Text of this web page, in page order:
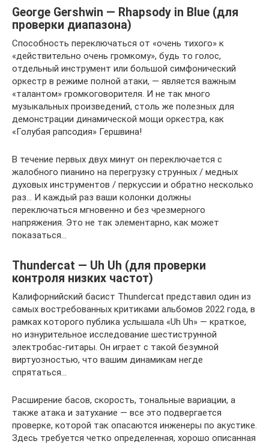
George Gershwin — Rhapsody in Blue (для
проверки диапазона)
Способность переключаться от «очень тихого» к
«действительно очень громкому», будь то голос,
отдельный инструмент или большой симфонический
оркестр в режиме полной атаки, — является важным
«талантом» громкоговорителя. И не так много
музыкальных произведений, столь же полезных для
демонстрации динамической мощи оркестра, как
«Голубая рапсодия» Гершвина!
В течение первых двух минут он переключается с
жалобного пианино на перегрузку струнных / медных
духовых инструментов / перкуссии и обратно несколько
раз… И каждый раз ваши колонки должны
переключаться мгновенно и без чрезмерного
напряжения. Это не так элементарно, как может
показаться…
Thundercat — Uh Uh (для проверки
контроля низких частот)
Калифорнийский басист Thundercat представил один из
самых востребованных критиками альбомов 2022 года, в
рамках которого публика услышала «Uh Uh» — краткое,
но изнурительное исследование шестиструнной
электробас-гитары. Он играет с такой безумной
виртуозностью, что вашим динамикам негде
спрятаться…
Расширение басов, скорость, тональные вариации, а
также атака и затухание — все это подвергается
проверке, которой так опасаются инженеры по акустике.
Здесь требуется четко определенная, хорошо описанная